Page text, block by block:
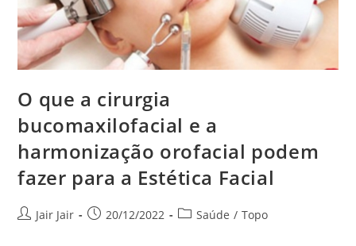
O que a cirurgia
bucomaxilofacial e a
harmonização orofacial podem
fazer para a Estética Facial
Jair Jair 20/12/2022 Saúde / Topo